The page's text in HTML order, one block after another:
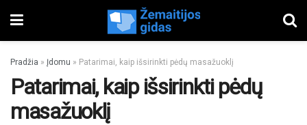
Pradžia » Įdomu » Patarimai, kaip išsirinkti pėdų masažuoklį
Patarimai, kaip išsirinkti pėdų
masažuoklį